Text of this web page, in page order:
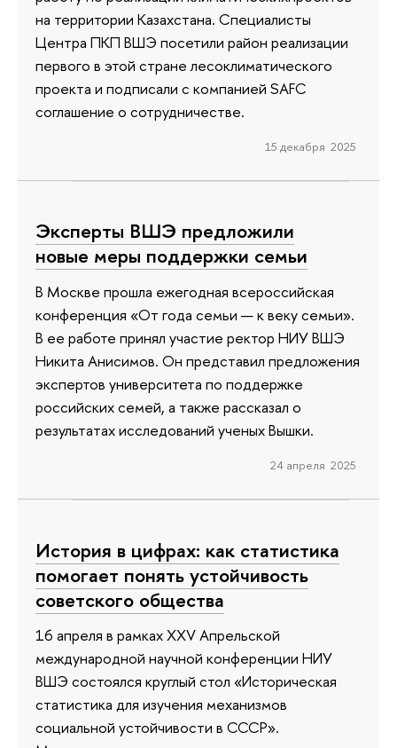
на территории Казахстана. Специалисты
Центра ПКП ВШЭ посетили район реализации
первого в этой стране лесоклиматического
проекта и подписали с компанией SAFC
соглашение о сотрудничестве.
15 декабря 2025
Эксперты ВШЭ предложили
новые меры поддержки семьи
В Москве прошла ежегодная всероссийская
конференция «От года семьи — к веку семьи».
В ее работе принял участие ректор НИУ ВШЭ
Никита Анисимов. Он представил предложения
экспертов университета по поддержке
российских семей, а также рассказал о
результатах исследований ученых Вышки.
24 апреля 2025
История в цифрах: как статистика
помогает понять устойчивость
советского общества
16 апреля в рамках XXV Апрельской
международной научной конференции НИУ
ВШЭ состоялся круглый стол «Историческая
статистика для изучения механизмов
социальной устойчивости в СССР».